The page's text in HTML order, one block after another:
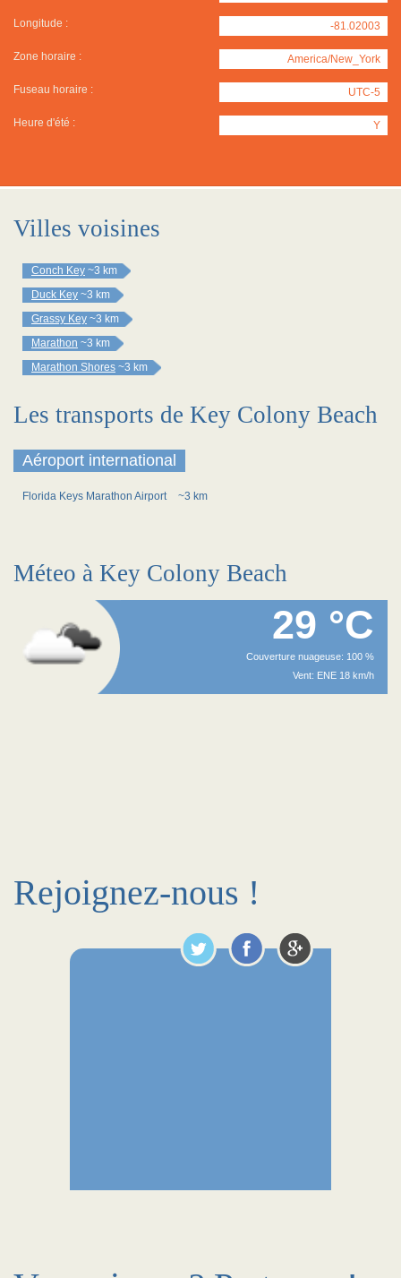
Longitude : -81.02003
Zone horaire : America/New_York
Fuseau horaire : UTC-5
Heure d'été : Y
Villes voisines
Conch Key ~3 km
Duck Key ~3 km
Grassy Key ~3 km
Marathon ~3 km
Marathon Shores ~3 km
Les transports de Key Colony Beach
Aéroport international
Florida Keys Marathon Airport ~3 km
Méteo à Key Colony Beach
29 °C
Couverture nuageuse: 100 %
Vent: ENE 18 km/h
Rejoignez-nous !